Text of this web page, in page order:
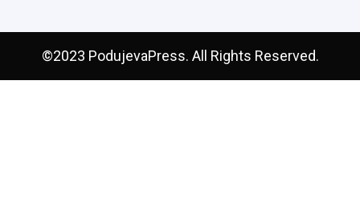
©2023 PodujevaPress. All Rights Reserved.